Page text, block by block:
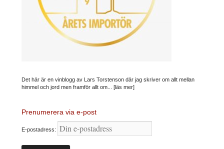
Det här är en vinblogg av Lars Torstenson där jag skriver om allt mellan
himmel och jord men framför allt om... [läs mer]
Prenumerera via e-post
E-postadress: